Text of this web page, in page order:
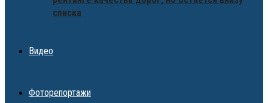
списка
Видео
Фоторепортажи